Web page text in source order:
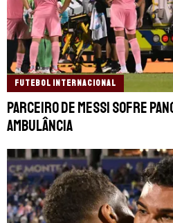
FUTEBOL INTERNACIONAL
Parceiro de Messi sofre
ambulância